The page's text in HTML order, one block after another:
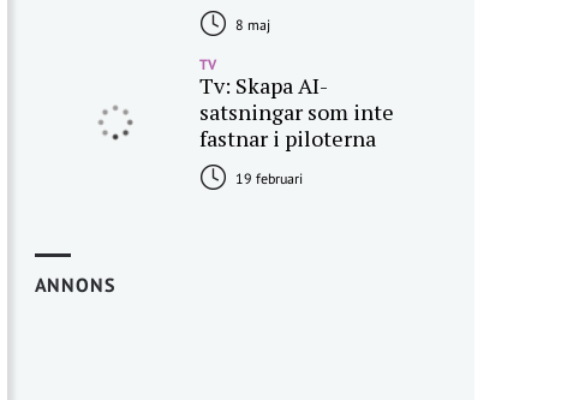
8 maj
TV
Tv: Skapa AI-
satsningar som inte
fastnar i piloterna
19 februari
ANNONS